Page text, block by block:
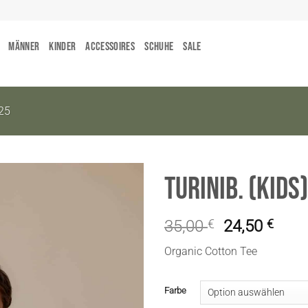
Männer Kinder Accessoires Schuhe Sale
TuriniB. (Kids)
35,00€ 24,50€
Organic Cotton Tee
Farbe